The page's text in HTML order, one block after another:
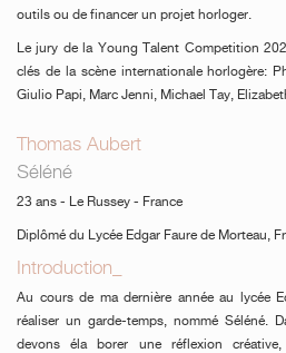
outils ou de financer un projet horloger.
Le jury de la Young Talent Competition
clés de la scène internationale horlogère:
Giulio Papi, Marc Jenni, Michael Tay,
Thomas Aubert
Séléné
23 ans - Le Russey - France
Diplômé du Lycée Edgar Faure de Morteau,
Introduction_
Au cours de ma dernière année au lycée
réaliser un garde-temps, nommé Séléné.
devons éla borer une réflexion